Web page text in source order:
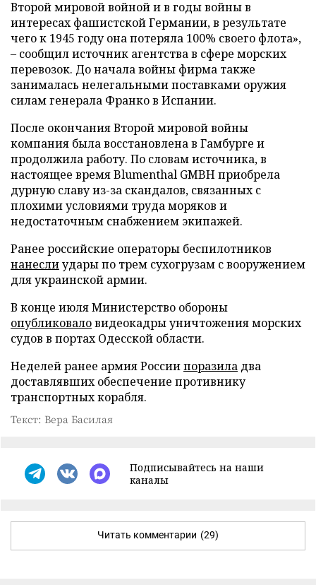
Второй мировой войной и в годы войны в
интересах фашистской Германии, в результате
чего к 1945 году она потеряла 100% своего флота»,
– сообщил источник агентства в сфере морских
перевозок. До начала войны фирма также
занималась нелегальными поставками оружия
силам генерала Франко в Испании.
После окончания Второй мировой войны
компания была восстановлена в Гамбурге и
продолжила работу. По словам источника, в
настоящее время Blumenthal GMBH приобрела
дурную славу из-за скандалов, связанных с
плохими условиями труда моряков и
недостаточным снабжением экипажей.
Ранее российские операторы беспилотников
нанеслиудары по трем сухогрузам с вооружением
для украинской армии.
В конце июля Министерство обороны
опубликоваловидеокадры уничтожения морских
судов в портах Одесской области.
Неделей ранее армия Россиипоразила два
доставлявших обеспечение противнику
транспортных корабля.
Текст: Вера Басилая
Подписывайтесь на наши
каналы
Читать комментарии (29)